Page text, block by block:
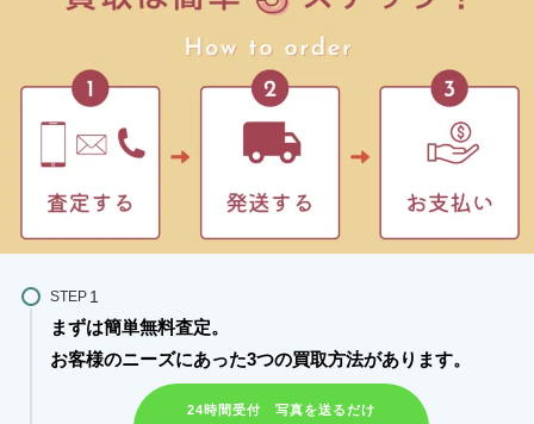
STEP
まずは簡単無料査定。
お客様のニーズにあった3つの買取方法があります。​
24時間受付 写真を送るだけ